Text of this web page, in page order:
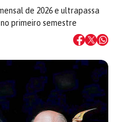
de 2026 e ultrapassa
primeiro semestre